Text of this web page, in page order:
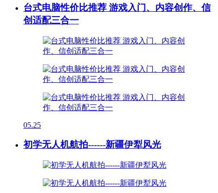
台式电脑性价比推荐 游戏入门、内容创作、信
创适配三合一
05.25
初学无人机航拍------新疆伊犁风光